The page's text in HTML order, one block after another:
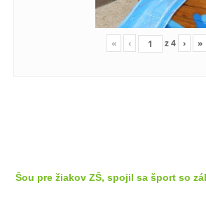
« ‹ z4 › »
Šou pre žiakov ZŠ, spojil sa šport so